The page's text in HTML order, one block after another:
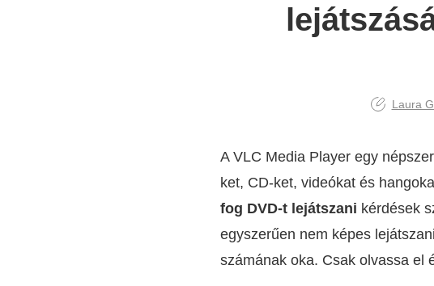
Laura
A VLC Media Player egy
ket, CD-ket, videókat és
fog DVD-t lejátszani kérdések
egyszerűen nem képes
számának oka. Csak olvassa el